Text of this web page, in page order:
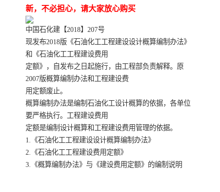
新，不必担心，请大家放心购买
中国石化建【2018】207号
现发布2018版《石油化工工程建设设计概算编制办法》
和《石油化工工程建设费用
定额》，自发布之日起施行，由工程部负责解释。原
2007版概算编制办法和工程建设费
用定额废止。
概算编制办法是编制石油化工设计概算的依据，各单位
要严格执行。工程建设费用
定额是编制设计概算和工程建设费用管理的依据。
1.《石油化工工程建设设计概算编制办法》
2.《石油化工工程建设费用定额》
3.《概算编制办法》与《建设费用定额》的编制说明
内蒙古建设工程预算定额 公路工程预算定额
陕西建设工程消耗量定额
贵州水利水电定额
青海省建筑工程消耗量定 西藏建筑工程计价定额
20kv及以下配电网工程定 地质灾害治理工程质量检
验评定标准
广西建筑安装工程预算定 内河沿海港口疏浚定额
*考军校教材 黑龙江建设工程计价定额